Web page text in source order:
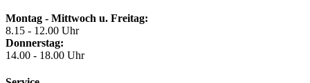
Montag - Mittwoch u. Freitag:
8.15 - 12.00 Uhr
Donnerstag:
14.00 - 18.00 Uhr